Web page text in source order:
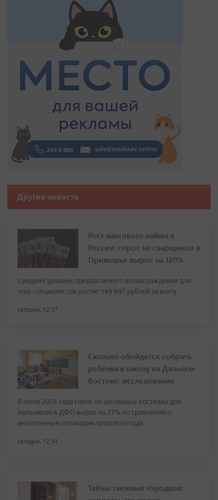
Другие новости
Рост вахтового найма в
России: спрос на сварщиков в
Приморье вырос на 120%
Средний уровень предлагаемого вознаграждения для
этих специалистов достиг 189 847 рублей за вахту
сегодня, 12:37
Сколько обойдется собрать
ребёнка в школу на Дальнем
Востоке: исследование
В июле 2026 года спрос на школьные костюмы для
мальчиков в ДФО вырос на 27% по сравнению с
аналогичным периодом прошлого года
сегодня, 12:34
Тайны таежных городков: